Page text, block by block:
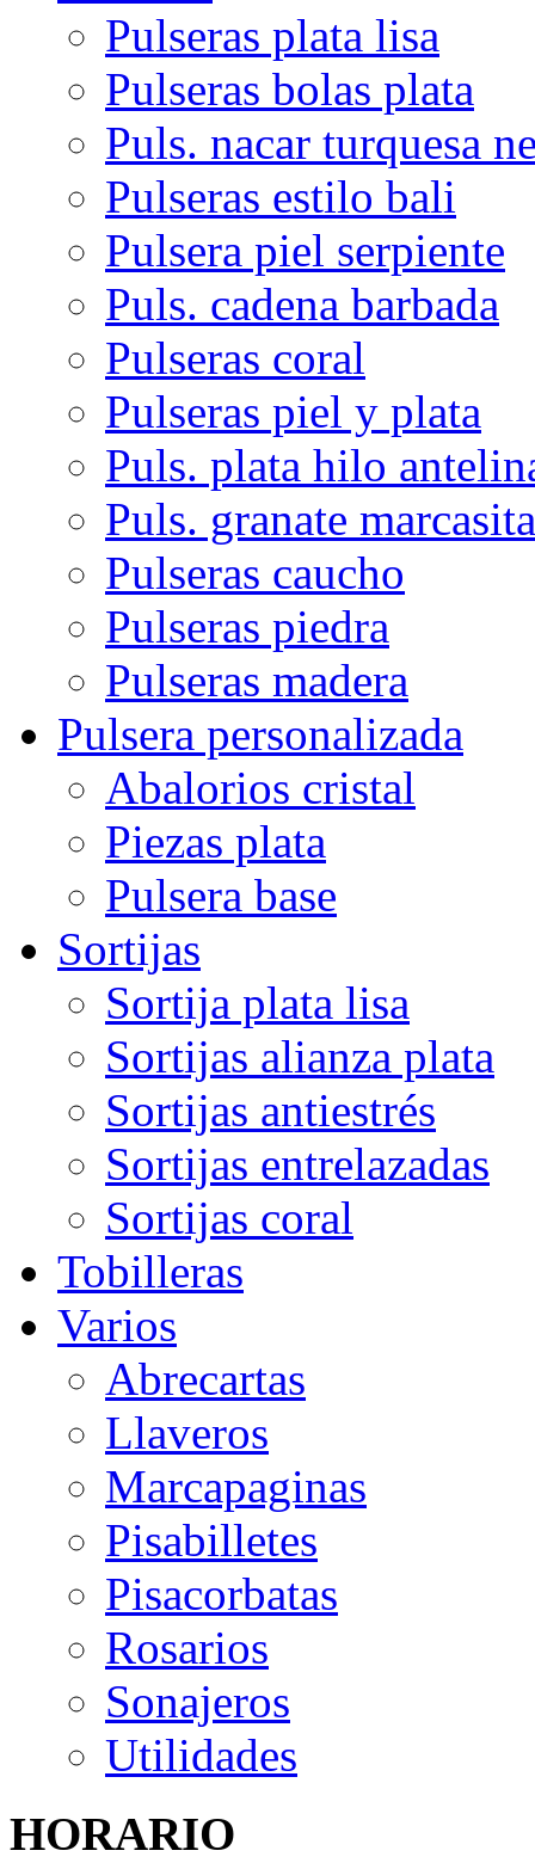
Pulseras plata lisa
Pulseras bolas plata
Puls. nacar turquesa
Pulseras estilo bali
Pulsera piel serpiente
Puls. cadena barbada
Pulseras coral
Pulseras piel y plata
Puls. plata hilo
Puls. granate marcasita
Pulseras caucho
Pulseras piedra
Pulseras madera
Pulsera personalizada
Abalorios cristal
Piezas plata
Pulsera base
Sortijas
Sortija plata lisa
Sortijas alianza plata
Sortijas antiestrés
Sortijas entrelazadas
Sortijas coral
Tobilleras
Varios
Abrecartas
Llaveros
Marcapaginas
Pisabilletes
Pisacorbatas
Rosarios
Sonajeros
Utilidades
HORARIO